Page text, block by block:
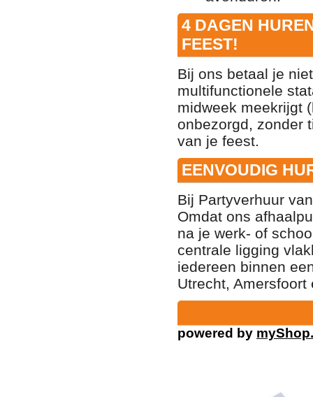
4 DAGEN
FEEST!
Bij ons betaal je
multifunctionele
midweek meekrijgt
onbezorgd, zonder
van je feest.
EENVOUDIG
Bij Partyverhuur
Omdat ons
na je werk- of
centrale ligging
iedereen binnen
Utrecht, Amersfoort
powered by